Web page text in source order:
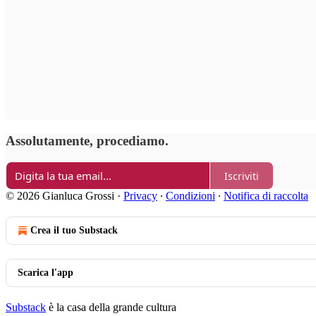
Assolutamente, procediamo.
Iscriviti
© 2026 Gianluca Grossi · Privacy ∙ Condizioni ∙ Notifica di raccolta
Crea il tuo Substack
Scarica l'app
Substack è la casa della grande cultura